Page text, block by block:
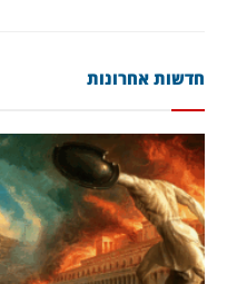
חדשות אחרונות